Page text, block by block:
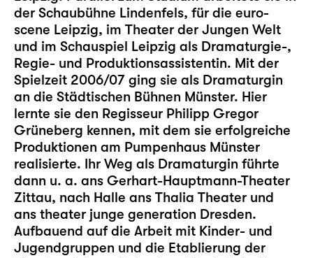
der Schaubühne Lindenfels, für die euro-
scene Leipzig, im Theater der Jungen Welt
und im Schauspiel Leipzig als Dramaturgie-,
Regie- und Produktionsassistentin. Mit der
Spielzeit 2006/07 ging sie als Dramaturgin
an die Städtischen Bühnen Münster. Hier
lernte sie den Regisseur Philipp Gregor
Grüneberg kennen, mit dem sie erfolgreiche
Produktionen am Pumpenhaus Münster
realisierte. Ihr Weg als Dramaturgin führte
dann u. a. ans Gerhart-Hauptmann-Theater
Zittau, nach Halle ans Thalia Theater und
ans theater junge generation Dresden.
Aufbauend auf die Arbeit mit Kinder- und
Jugendgruppen und die Etablierung der